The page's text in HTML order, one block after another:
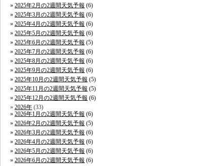
2025年2月の2週間天気予報 (6)
2025年3月の2週間天気予報 (6)
2025年4月の2週間天気予報 (6)
2025年5月の2週間天気予報 (6)
2025年6月の2週間天気予報 (5)
2025年7月の2週間天気予報 (6)
2025年8月の2週間天気予報 (6)
2025年9月の2週間天気予報 (6)
2025年10月の2週間天気予報 (5)
2025年11月の2週間天気予報 (5)
2025年12月の2週間天気予報 (6)
2026年 (33)
2026年1月の2週間天気予報 (6)
2026年2月の2週間天気予報 (5)
2026年3月の2週間天気予報 (6)
2026年4月の2週間天気予報 (6)
2026年5月の2週間天気予報 (6)
2026年6月の2週間天気予報 (6)